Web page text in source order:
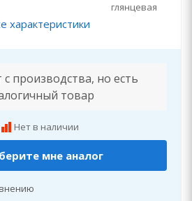
глянцевая
характеристики
с производства, но есть
товар
Нет в наличии
мне аналог